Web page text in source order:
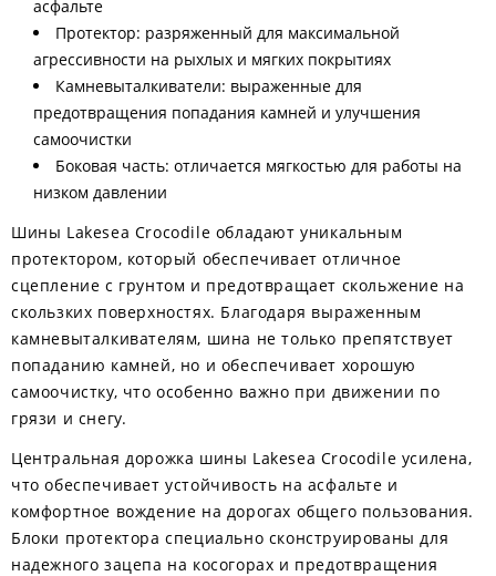
асфальте
Протектор: разряженный для максимальной
агрессивности на рыхлых и мягких покрытиях
Камневыталкиватели: выраженные для
предотвращения попадания камней и улучшения
самоочистки
Боковая часть: отличается мягкостью для работы на
низком давлении
Шины Lakesea Crocodile обладают уникальным
протектором, который обеспечивает отличное
сцепление с грунтом и предотвращает скольжение на
скользких поверхностях. Благодаря выраженным
камневыталкивателям, шина не только препятствует
попаданию камней, но и обеспечивает хорошую
самоочистку, что особенно важно при движении по
грязи и снегу.
Центральная дорожка шины Lakesea Crocodile усилена,
что обеспечивает устойчивость на асфальте и
комфортное вождение на дорогах общего пользования.
Блоки протектора специально сконструированы для
надежного зацепа на косогорах и предотвращения